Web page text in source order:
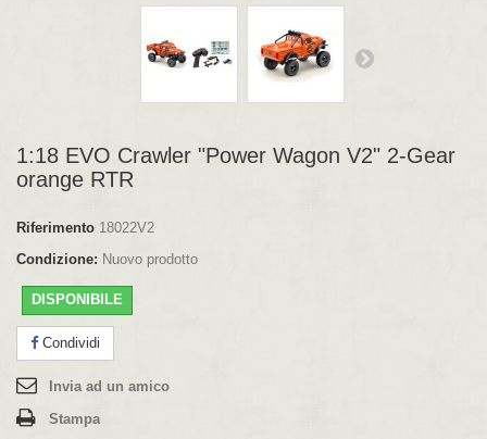
1:18 EVO Crawler "Power Wagon V2" 2-Gear
orange RTR
Riferimento 18022V2
Condizione: Nuovo prodotto
DISPONIBILE
Condividi
Invia ad un amico
Stampa